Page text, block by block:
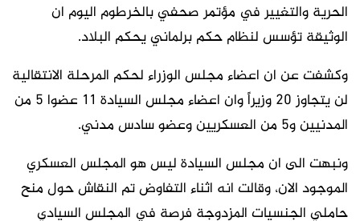
الحرية والتغيير في مؤتمر صحفي بالخرطوم اليوم ان
الوثيقة تؤسس لنظام حكم برلماني يحكم البلاد.
وكشفت عن ان اعضاء مجلس الوزراء لحكم المرحلة الانتقالية
لن يتجاوز 20 وزيراً وان اعضاء مجلس السيادة 11 عضوا 5 من
المدنيين و5 من العسكريين وعضو سادس مدني.
ونبهت الى ان مجلس السيادة ليس هو المجلس العسكري
الموجود الان، وقالت انه اثناء التفاوض تم النقاش حول منح
حاملي الجنسيات المزدوجة فرصة في المجلس السيادي